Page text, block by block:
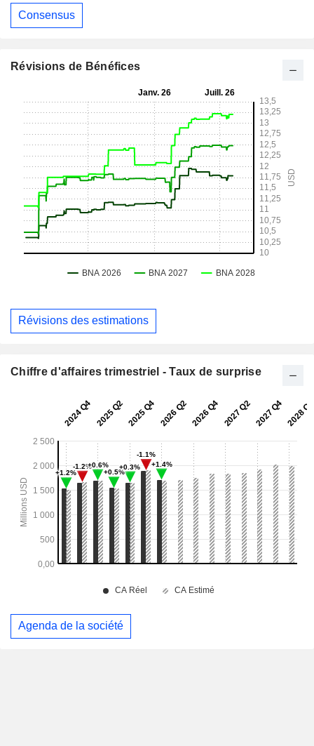
Consensus
Révisions de Bénéfices
Révisions des estimations
Chiffre d'affaires trimestriel - Taux de surprise
Agenda de la société